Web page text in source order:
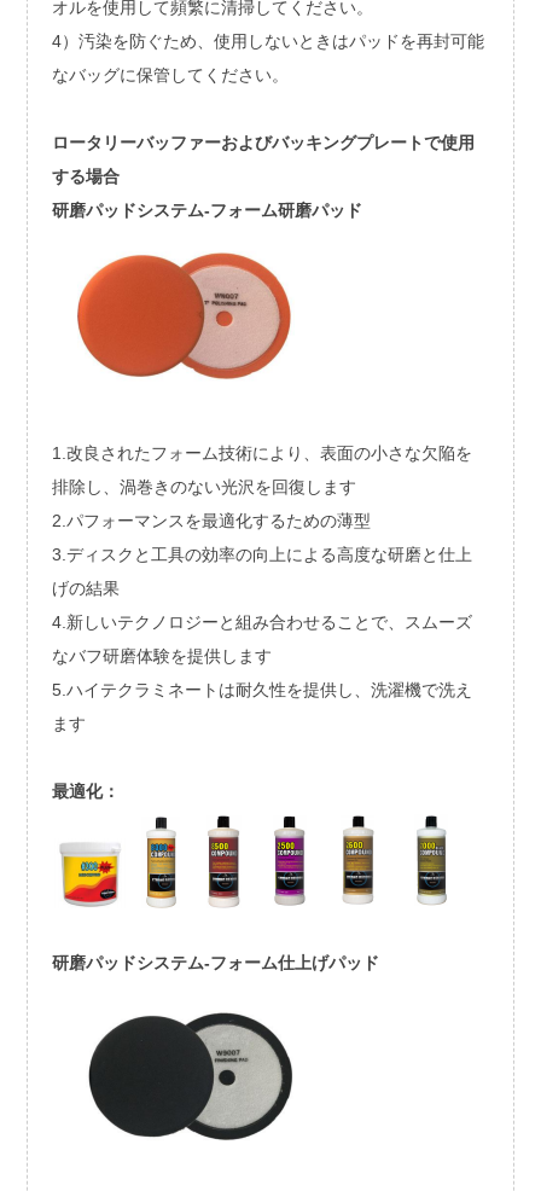
オルを使用して頻繁に清掃してください。
4）汚染を防ぐため、使用しないときはパッドを再封可能
なバッグに保管してください。
ロータリーバッファーおよびバッキングプレートで使用
する場合
研磨パッドシステム-フォーム研磨パッド
1.改良されたフォーム技術により、表面の小さな欠陥を
排除し、渦巻きのない光沢を回復します
2.パフォーマンスを最適化するための薄型
3.ディスクと工具の効率の向上による高度な研磨と仕上
げの結果
4.新しいテクノロジーと組み合わせることで、スムーズ
なバフ研磨体験を提供します
5.ハイテクラミネートは耐久性を提供し、洗濯機で洗え
ます
最適化：
研磨パッドシステム-フォーム仕上げパッド